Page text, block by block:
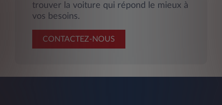
trouver la voiture qui répond le mieux à
vos besoins.
CONTACTEZ-NOUS